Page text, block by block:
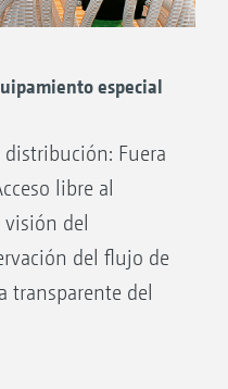
su calibración sin
completo
accionamiento
todas las semillas
de modo
un
especial
distribución: Fuera
libre al
del
del flujo de
transparente del